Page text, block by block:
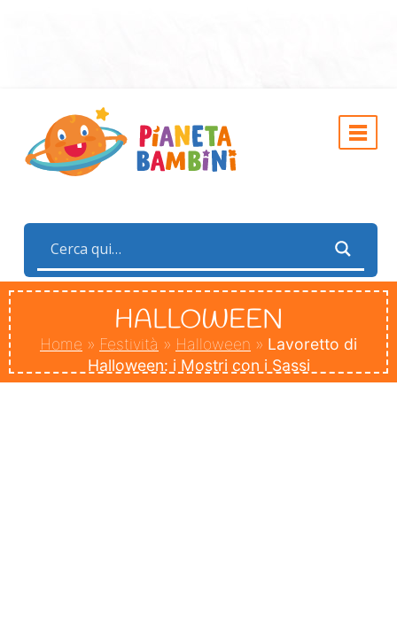
HALLOWEEN
Home » Festività » Halloween » Lavoretto di
Halloween: i Mostri con i Sassi